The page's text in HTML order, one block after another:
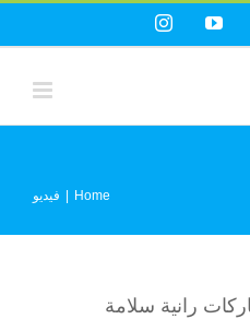
Twitter
YouTube
Instagram
Home فيديو
رانية سلامة